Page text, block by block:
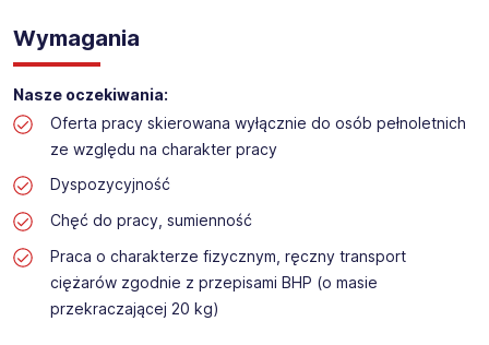
Lokalizacja: Rumia
Wymagania
Nasze oczekiwania:
Oferta pracy skierowana wyłącznie do osób pełnoletnich
ze względu na charakter pracy
Dyspozycyjność
Chęć do pracy, sumienność
Praca o charakterze fizycznym, ręczny transport
ciężarów zgodnie z przepisami BHP (o masie
przekraczającej 20 kg)